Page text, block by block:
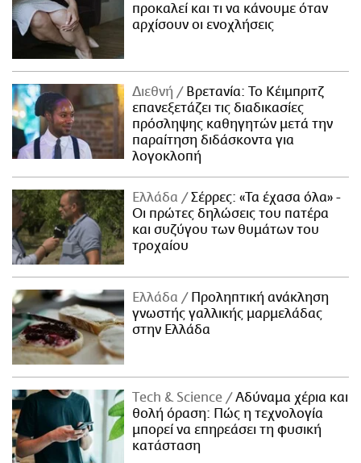
προκαλεί και τι να κάνουμε όταν
αρχίσουν οι ενοχλήσεις
Διεθνή
Βρετανία: Το Κέιμπριτζ
επανεξετάζει τις διαδικασίες
πρόσληψης καθηγητών μετά την
παραίτηση διδάσκοντα για
λογοκλοπή
Ελλάδα
Σέρρες: «Τα έχασα όλα» -
Οι πρώτες δηλώσεις του πατέρα
και συζύγου των θυμάτων του
τροχαίου
Ελλάδα
Προληπτική ανάκληση
γνωστής γαλλικής μαρμελάδας
στην Ελλάδα
Τech & Science
Αδύναμα χέρια και
θολή όραση: Πώς η τεχνολογία
μπορεί να επηρεάσει τη φυσική
κατάσταση